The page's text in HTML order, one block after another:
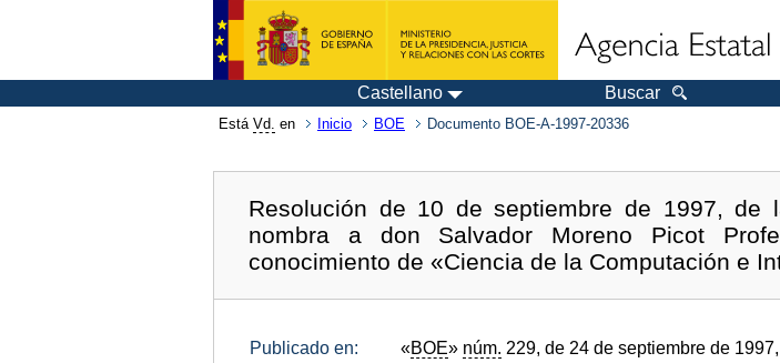
Castellano Buscar
Está Vd. en Inicio BOE Documento BOE-A-1997-20336
Resolución de 10 de septiembre de 1997,
nombra a don Salvador Moreno Picot
conocimiento de «Ciencia de la Computación e
Publicado en: «BOE» núm. 229, de 24 de septiembre de